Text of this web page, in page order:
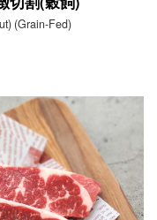
(Grain-Fed)